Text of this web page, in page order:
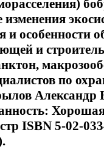
изменения
и особенности
и
по
Александр
стр ISBN 5-02-